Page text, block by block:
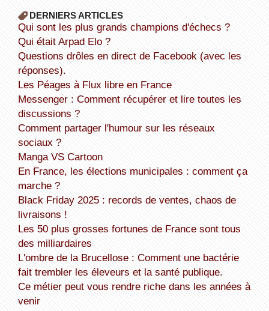
DERNIERS ARTICLES
Qui sont les plus grands champions d'échecs ?
Qui était Arpad Elo ?
Questions drôles en direct de Facebook (avec les
réponses).
Les Péages à Flux libre en France
Messenger : Comment récupérer et lire toutes les
discussions ?
Comment partager l'humour sur les réseaux
sociaux ?
Manga VS Cartoon
En France, les élections municipales : comment ça
marche ?
Black Friday 2025 : records de ventes, chaos de
livraisons !
Les 50 plus grosses fortunes de France sont tous
des milliardaires
L'ombre de la Brucellose : Comment une bactérie
fait trembler les éleveurs et la santé publique.
Ce métier peut vous rendre riche dans les années à
venir